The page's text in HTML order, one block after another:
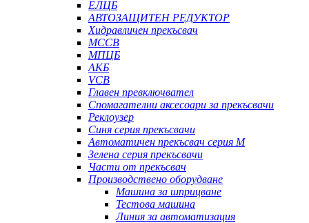
ЕЛЦБ
АВТОЗАЩИТЕН РЕДУКТОР
Хидравличен прекъсвач
MCCB
МПЦБ
АКБ
VCB
Главен превключвател
Спомагателни аксесоари за прекъсвачи
Реклоузер
Синя серия прекъсвачи
Автоматичен прекъсвач серия M
Зелена серия прекъсвачи
Части от прекъсвач
Производствено оборудване
Машина за шприцване
Тестова машина
Линия за автоматизация